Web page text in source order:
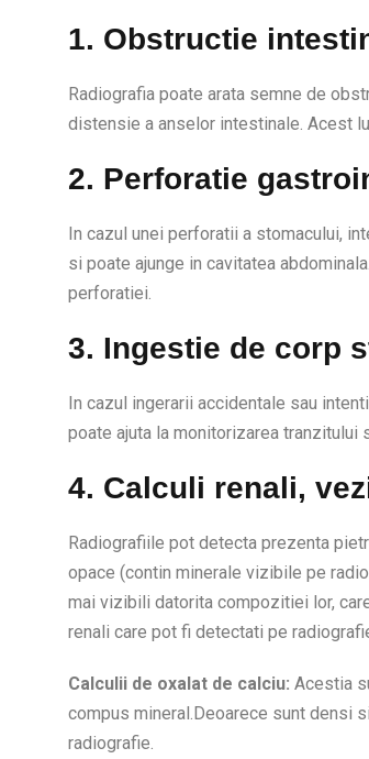
1. Obstructie
Radiografia poate arata semne de
distensie a anselor intestinale. Acest
2. Perforatie
In cazul unei perforatii a stomacului,
si poate ajunge in cavitatea
perforatiei.
3. Ingestie de corp
In cazul ingerarii accidentale sau
poate ajuta la monitorizarea tranzitului
4. Calculi renali,
Radiografiile pot detecta prezenta
opace (contin minerale vizibile pe
mai vizibili datorita compozitiei lor,
renali care pot fi detectati pe
Calculii de oxalat de calciu: Acestia
compus mineral.Deoarece sunt densi
radiografie.